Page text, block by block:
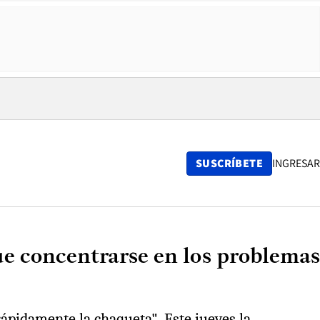
SUSCRÍBETE INGRESAR
concentrarse en los problemas